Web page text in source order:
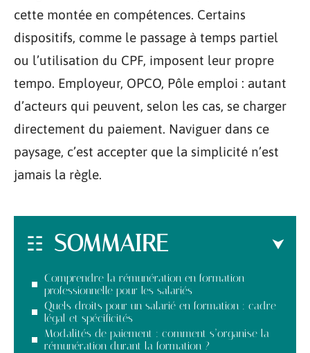
cette montée en compétences. Certains
dispositifs, comme le passage à temps partiel
ou l’utilisation du CPF, imposent leur propre
tempo. Employeur, OPCO, Pôle emploi : autant
d’acteurs qui peuvent, selon les cas, se charger
directement du paiement. Naviguer dans ce
paysage, c’est accepter que la simplicité n’est
jamais la règle.
SOMMAIRE
Comprendre la rémunération en formation
professionnelle pour les salariés
Quels droits pour un salarié en formation : cadre
légal et spécificités
Modalités de paiement : comment s’organise la
rémunération durant la formation ?